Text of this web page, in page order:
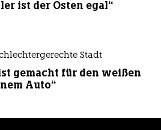
ist der Osten egal“
Stadt
gemacht für den weißen
Auto“